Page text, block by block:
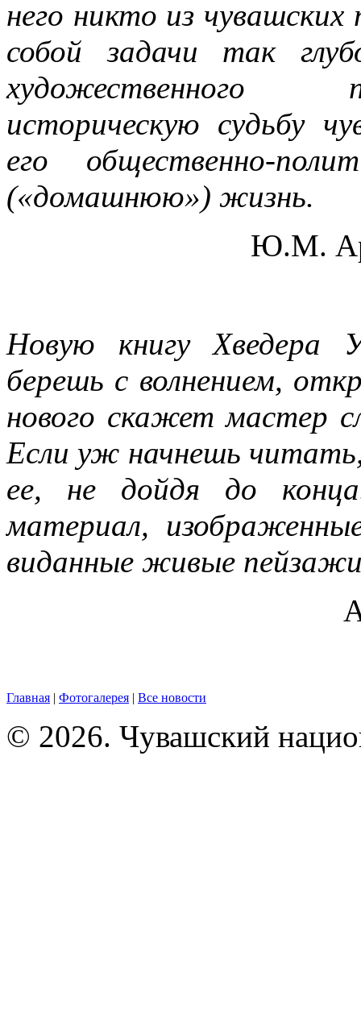
него никто из
собой задачи так
художественного
историческую судьбу
его общественно-
(«домашнюю») жизнь.
Ю.М.
Новую книгу Хведера
берешь с волнением,
нового скажет мастер
Если уж начнешь
ее, не дойдя до
материал,
виданные живые
Главная | Фотогалерея | Все новости
© 2026. Чувашский